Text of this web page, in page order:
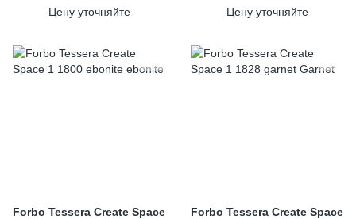
Цену уточняйте
Цену уточняйте
Forbo Tessera Create Space
Forbo Tessera Create Space